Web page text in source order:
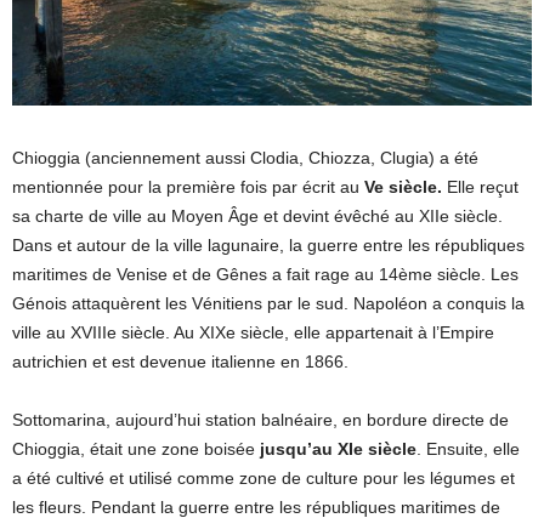
Chioggia (anciennement aussi Clodia, Chiozza, Clugia) a été
mentionnée pour la première fois par écrit au Ve siècle. Elle reçut
sa charte de ville au Moyen Âge et devint évêché au XIIe siècle.
Dans et autour de la ville lagunaire, la guerre entre les républiques
maritimes de Venise et de Gênes a fait rage au 14ème siècle. Les
Génois attaquèrent les Vénitiens par le sud. Napoléon a conquis la
ville au XVIIIe siècle. Au XIXe siècle, elle appartenait à l’Empire
autrichien et est devenue italienne en 1866.
Sottomarina, aujourd’hui station balnéaire, en bordure directe de
Chioggia, était une zone boisée jusqu’au XIe siècle . Ensuite, elle
a été cultivé et utilisé comme zone de culture pour les légumes et
les fleurs. Pendant la guerre entre les républiques maritimes de